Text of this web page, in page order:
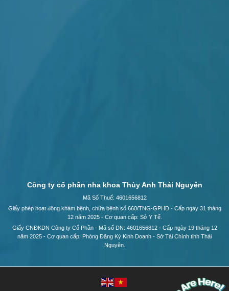
Công ty cổ phần nha khoa Thùy Anh Thái Nguyên
Mã Số Thuế: 4601656812
Giấy phép hoạt động khám bệnh, chữa bệnh số 660/TNG-GPHĐ - Cấp ngày 31 tháng
12 năm 2025 - Cơ quan cấp: Sở Y Tế.
Giấy CNĐKDN Công ty Cổ Phần - Mã số DN: 4601656812 - Cấp ngày 19 tháng 12
năm 2025 - Cơ quan cấp: Phòng Đăng Ký Kinh Doanh - Sở Tài Chính tỉnh Thái
Nguyên.